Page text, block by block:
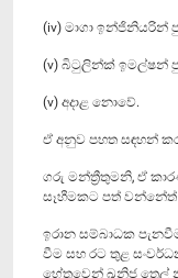
(iv) මාගා ඉන්ජිනියරින්
(v) බිටුලින්ක් ඉමල්ෂන්
(v) අදාළ නොවේ.
ඒ අනුව පහත සඳහන්
ගරු මන්ත්‍රීතුමනි, ඒ
සෑහීමකට පත් වන්නේත්
ඉරාන සම්බාධක
වීම සහ රට තුළ
හේතුවෙන් ඛනිජ තෙල්